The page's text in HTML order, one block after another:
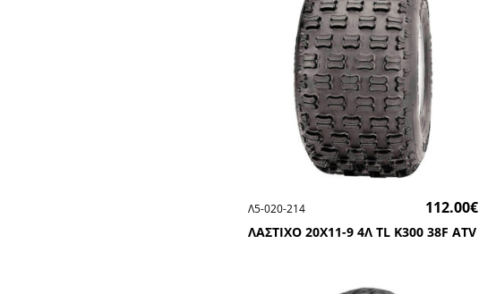
ΛΑΣΤΙΧΟ 20Χ11-9 4Λ TL K300 38F ATV
Λ5-020-214 112.00€